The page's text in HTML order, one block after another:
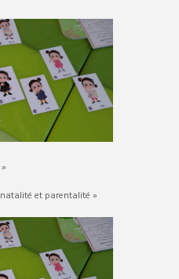
et parentalité »